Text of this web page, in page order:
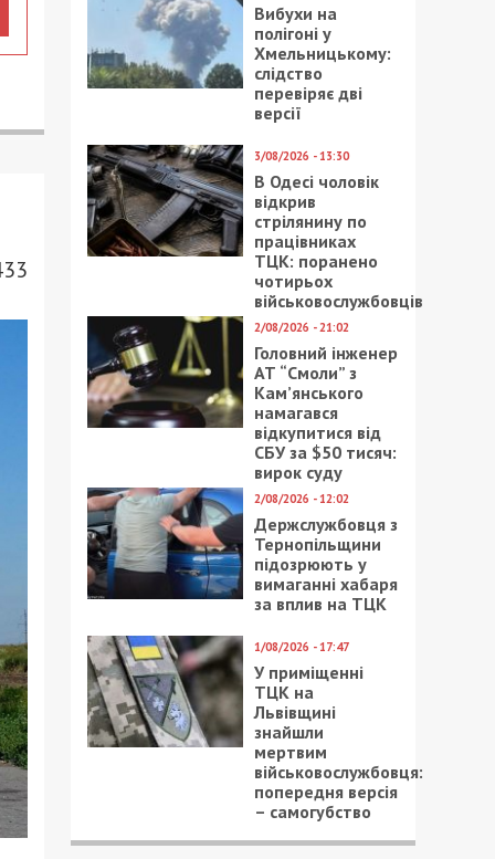
Вибухи на
полігоні у
Хмельницькому:
слідство
перевіряє дві
версії
3/08/2026 - 13:30
В Одесі чоловік
відкрив
стрілянину по
працівниках
ТЦК: поранено
чотирьох
військовослужбовців
2/08/2026 - 21:02
Головний інженер
АТ “Смоли” з
Кам’янського
намагався
відкупитися від
СБУ за $50 тисяч:
вирок суду
2/08/2026 - 12:02
Держслужбовця з
Тернопільщини
підозрюють у
вимаганні хабаря
за вплив на ТЦК
1/08/2026 - 17:47
У приміщенні
ТЦК на
Львівщині
знайшли
мертвим
військовослужбовця:
попередня версія
– самогубство